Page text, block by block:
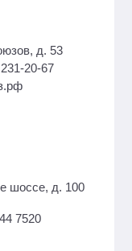
д. 53
20-67
шоссе, д. 100
7520